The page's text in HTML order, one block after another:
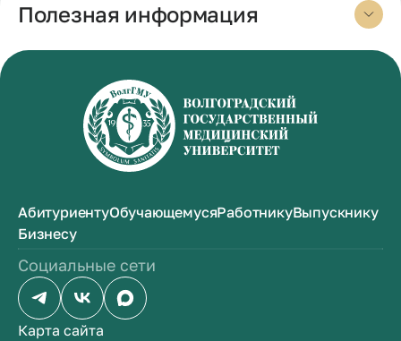
Полезная информация
АбитуриентуОбучающемусяРаботникуВыпускнику
Бизнесу
Социальные сети
Карта сайта